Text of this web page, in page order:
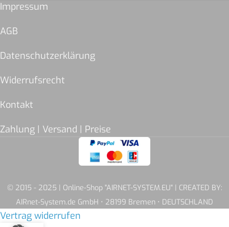
Impressum
AGB
Datenschutzerklärung
Widerrufsrecht
Kontakt
Zahlung | Versand | Preise
© 2015 - 2025 | Online-Shop "AIRNET-SYSTEM.EU" | CREATED BY:
AIRnet-System.de GmbH • 28199 Bremen • DEUTSCHLAND
Vertrag widerrufen